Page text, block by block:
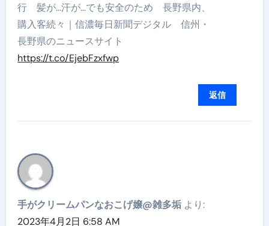
行 髪が…汗が…でも安全のため 長野県内、
購入客続々｜信濃毎日新聞デジタル 信州・
長野県のニュースサイト
https://t.co/EjebFzxfwp
返信
手がクリームパンなおこげ嬢@雑多垢 より:
2023年4月2日 6:58 AM